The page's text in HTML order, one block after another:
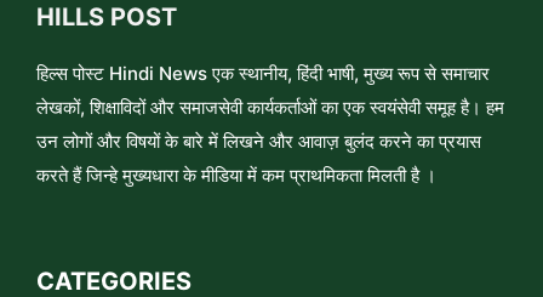
HILLS POST
हिल्स पोस्ट Hindi News एक स्थानीय, हिंदी भाषी, मुख्य रूप से समाचार
लेखकों, शिक्षाविदों और समाजसेवी कार्यकर्ताओं का एक स्वयंसेवी समूह है। हम
उन लोगों और विषयों के बारे में लिखने और आवाज़ बुलंद करने का प्रयास
करते हैं जिन्हे मुख्यधारा के मीडिया में कम प्राथमिकता मिलती है ।
CATEGORIES